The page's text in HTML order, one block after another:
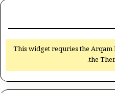
This widget requries the
the